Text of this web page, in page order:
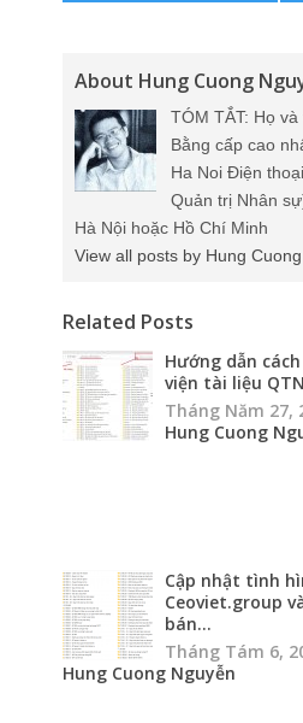
About Hung Cuong
TÓM TẮT: Họ
Bằng cấp cao
Ha Noi Điện
Quản trị Nhân
Hà Nội hoặc Hồ Chí Minh
View all posts by Hung
Related Posts
Hướng dẫn
viện tài liệu
Tháng Năm 27,
Hung Cuong
Cập nhật tình
Ceoviet.group
bán...
Tháng Tám 6,
Hung Cuong Nguyễn